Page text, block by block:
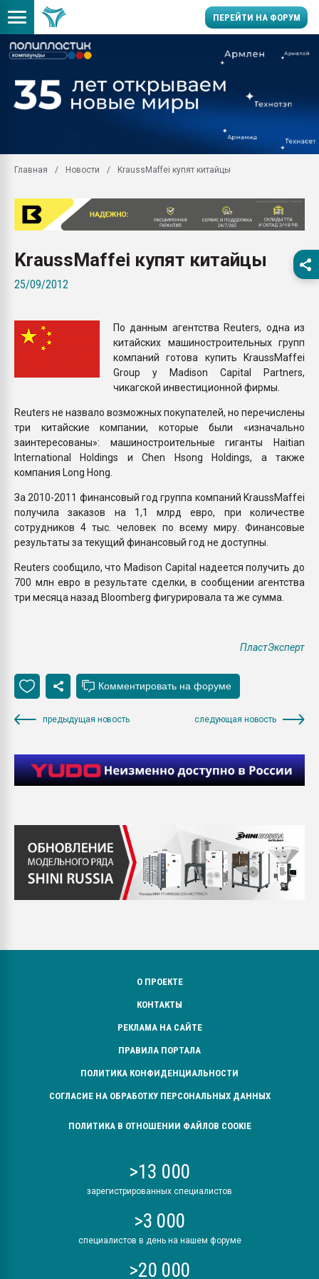
ПЕРЕЙТИ НА ФОРУМ
производство SPC
заводу пластмасс"
Помощь в подборе
Вакуум-формовочные
ближайшее
Подмосковье, Москва
первый план в
пластмасс
Всё, что касается
бутылок
ПЕРЕЙТИ НА
Главная Новости KraussMaffei купят китайцы
KraussMaffei купят китайцы
25/09/2012
По данным агентства Reuters, одна из
китайских машиностроительных групп
компаний готова купить KraussMaffei
Group у Madison Capital Partners,
чикагской инвестиционной фирмы.
Reuters не назвало возможных покупателей, но перечислены
три китайские компании, которые были «изначально
заинтересованы»: машиностроительные гиганты Haitian
International Holdings и Chen Hsong Holdings, а также
компания Long Hong.
За 2010-2011 финансовый год группа компаний KraussMaffei
получила заказов на 1,1 млрд евро, при количестве
сотрудников 4 тыс. человек по всему миру. Финансовые
результаты за текущий финансовый год не доступны.
Reuters сообщило, что Madison Capital надеется получить до
700 млн евро в результате сделки, в сообщении агентства
три месяца назад Bloomberg фигурировала та же сумма.
ПластЭксперт
предыдущая новость следующая новость
О ПРОЕКТЕ
КОНТАКТЫ
РЕКЛАМА НА САЙТЕ
ПРАВИЛА ПОРТАЛА
ПОЛИТИКА КОНФИДЕНЦИАЛЬНОСТИ
СОГЛАСИЕ НА ОБРАБОТКУ ПЕРСОНАЛЬНЫХ ДАННЫХ
ПОЛИТИКА В ОТНОШЕНИИ ФАЙЛОВ COOKIE
>13 000
зарегистрированных специалистов
>3 000
специалистов в день на нашем форуме
>20 000